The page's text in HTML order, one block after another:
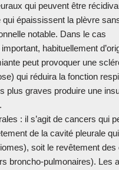
qui peuvent être
épaississent la plèvre
notable. Dans le cas
habituellement
peut provoquer une
qui réduira la fonction
plus graves produire une
: il s’agit de cancers qui
de la cavité pleurale
soit le revêtement des
broncho-pulmonaires). Les